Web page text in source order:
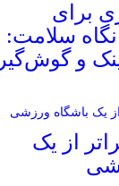
برای
سلامت:
و گوش‌گیر
از یک